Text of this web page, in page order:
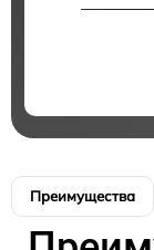
Преимущества